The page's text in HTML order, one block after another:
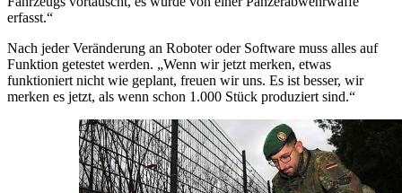
erfasst.“
Nach jeder Veränderung an Roboter oder Software muss alles auf
Funktion getestet werden. „Wenn wir jetzt merken, etwas
funktioniert nicht wie geplant, freuen wir uns. Es ist besser, wir
merken es jetzt, als wenn schon 1.000 Stück produziert sind.“